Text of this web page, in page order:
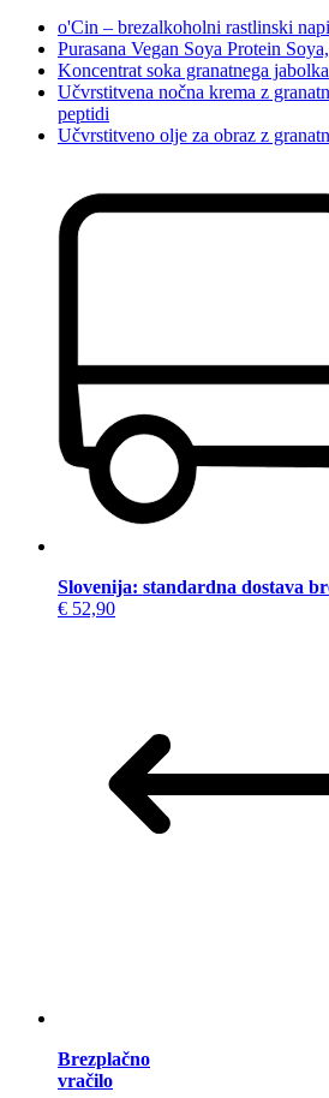
o'Cin – brezalkoholni rastlinski
Purasana Vegan Soya Protein
Koncentrat soka granatnega
Učvrstitvena nočna krema z
peptidi
Učvrstitveno olje za obraz z
Slovenija: standardna dostava
€ 52,90
Brezplačno
vračilo